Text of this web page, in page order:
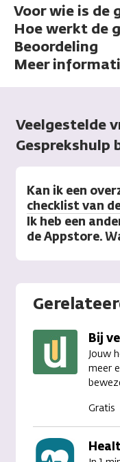
Voor wie is de
Hoe werkt de
Beoordeling
Meer
Veelgestelde
Gesprekshulp
Kan ik een
checklist van
Ik heb een
de Appstore.
Bij
Jouw
meer
Gratis